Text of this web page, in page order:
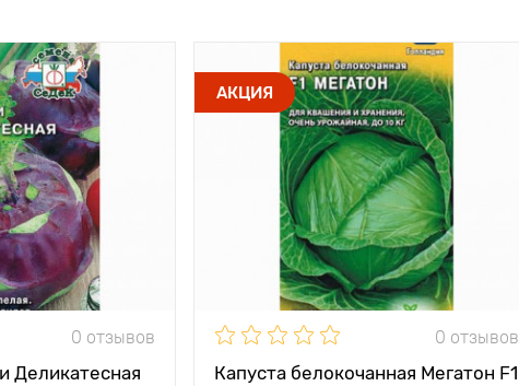
0 отзывов
Деликатесная
АКЦИЯ
0 отзывов
Капуста белокочанная Мегатон F1